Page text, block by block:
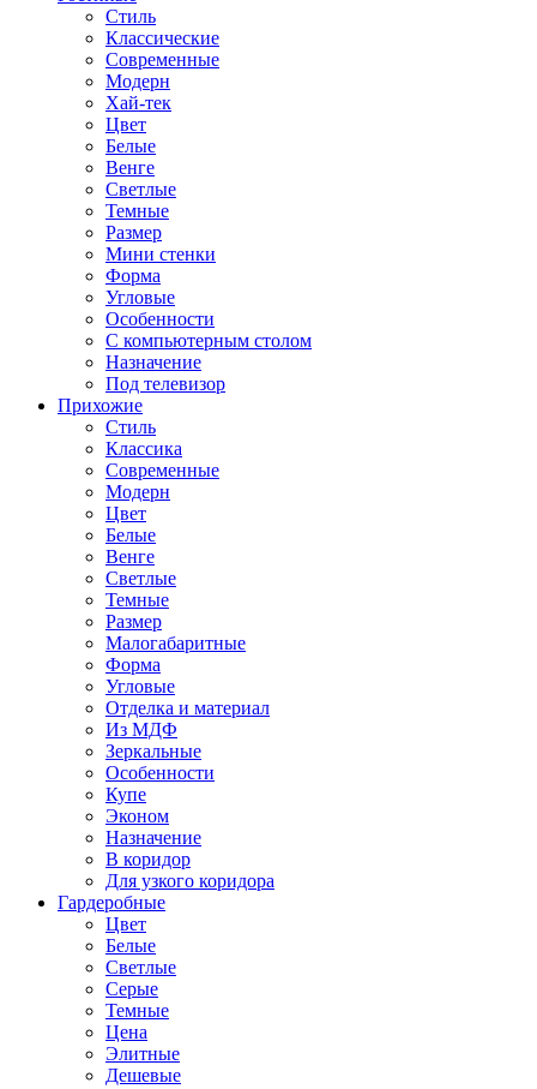
Стиль
Классические
Современные
Модерн
Хай-тек
Цвет
Белые
Венге
Светлые
Темные
Размер
Мини стенки
Форма
Угловые
Особенности
С компьютерным столом
Назначение
Под телевизор
Прихожие
Стиль
Классика
Современные
Модерн
Цвет
Белые
Венге
Светлые
Темные
Размер
Малогабаритные
Форма
Угловые
Отделка и материал
Из МДФ
Зеркальные
Особенности
Купе
Эконом
Назначение
В коридор
Для узкого коридора
Гардеробные
Цвет
Белые
Светлые
Серые
Темные
Цена
Элитные
Дешевые